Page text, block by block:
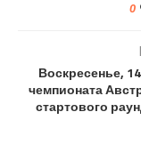
0
Воскресенье,
чемпионата
стартового